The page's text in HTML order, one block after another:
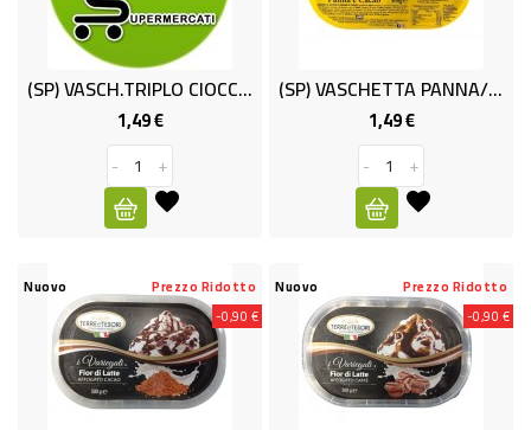
CURA
PERSONA
IGIENICO
SANITARI
ACCESSORI
PERSONA
IGIENE
PERSONA
(SP) VASCH.TRIPLO CIOCCOALATO GR200
1,49 €Prezzo
-
+
(SP) VASCHETTA PANNA/CAC GR.500 ARD
1,49 €Prezzo
-
+
Nuovo
-0,90 €
Prezzo Ridotto
Nuovo
-0,90 €
Prezzo Ridotto